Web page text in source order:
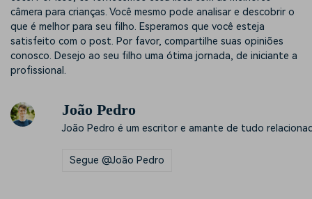
câmera para crianças. Você mesmo pode analisar e descobrir o
que é melhor para seu filho. Esperamos que você esteja
satisfeito com o post. Por favor, compartilhe suas opiniões
conosco. Desejo ao seu filho uma ótima jornada, de iniciante a
profissional.
João Pedro
João Pedro é um escritor e amante de tudo
Segue @João Pedro